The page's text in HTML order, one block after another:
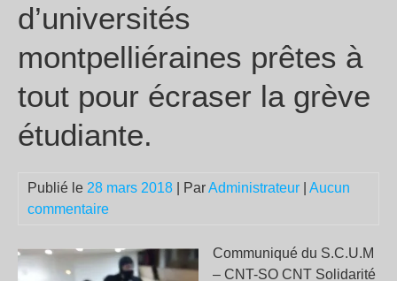
d’universités
montpelliéraines prêtes à
tout pour écraser la grève
étudiante.
Publié le 28 mars 2018 | ParAdministrateur
Aucun
commentaire
Communiqué du S.C.U.M
– CNT-SO CNT Solidarité